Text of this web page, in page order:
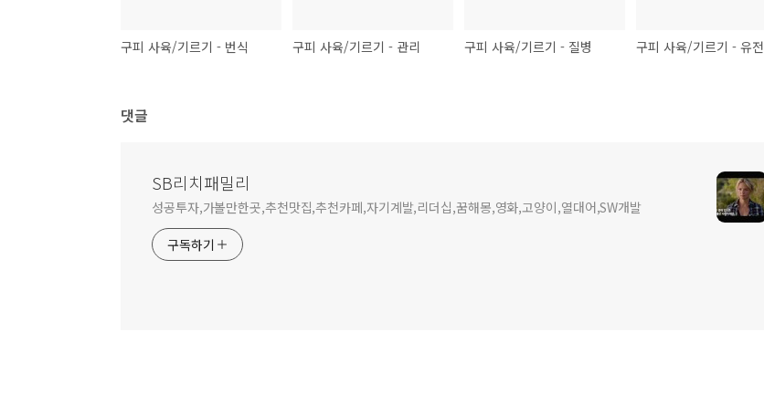
구피 사육/기르기 - 번식 구피 사육/기르기 - 관리 구피 사육/기르기 - 질병 구피 사육/기르기 - 유전
댓글
SB리치패밀리
성공투자,가볼만한곳,추천맛집,추천카페,자기계발,리더십,꿈해몽,영화,고양이,열대어,SW개발
구독하기